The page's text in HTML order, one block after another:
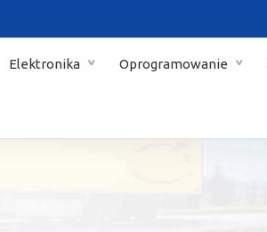
Elektronika Oprogramowanie